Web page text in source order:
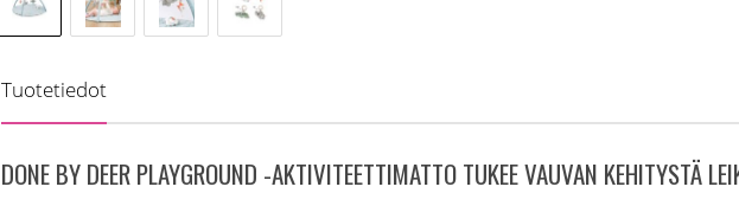
Tuotetiedot
DONE BY DEER PLAYGROUND -AKTIVITEETTIMATTO TUKEE VAUVAN KEHITYSTÄ